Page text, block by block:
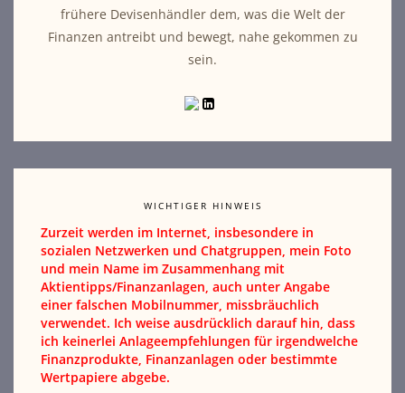
frühere Devisenhändler dem, was die Welt der
Finanzen antreibt und bewegt, nahe gekommen zu
sein.
WICHTIGER HINWEIS
Zurzeit werden im Internet, insbesondere in
sozialen Netzwerken und Chatgruppen, mein Foto
und mein Name im Zusammenhang mit
Aktientipps/Finanzanlagen, auch unter Angabe
einer falschen Mobilnummer, missbräuchlich
verwendet. Ich weise ausdrücklich darauf hin, dass
ich keinerlei Anlageempfehlungen für irgendwelche
Finanzprodukte, Finanzanlagen oder bestimmte
Wertpapiere abgebe.